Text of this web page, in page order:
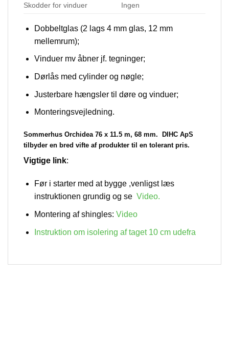
Skodder for vinduer Ingen
Dobbeltglas (2 lags 4 mm glas, 12 mm
mellemrum);
Vinduer mv åbner jf. tegninger;
Dørlås med cylinder og nøgle;
Justerbare hængsler til døre og vinduer;
Monteringsvejledning.
Sommerhus Orchidea 76 x 11.5 m, 68 mm.
DIHC ApS
tilbyder en bred vifte af produkter til en tolerant pris.
Vigtige link:
Før i starter med at bygge ,venligst læs
instruktionen grundig og se Video.
Montering af shingles: Video
Instruktion om isolering af taget 10 cm udefra